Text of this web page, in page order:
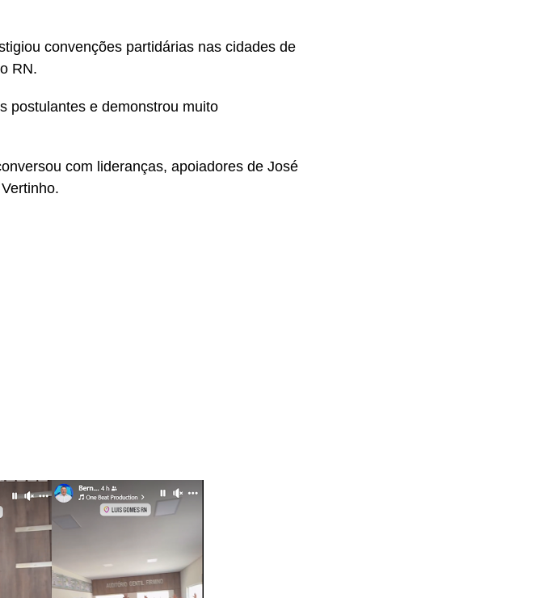
convenções partidárias nas cidades de
RN.
postulantes e demonstrou muito
com lideranças, apoiadores de José